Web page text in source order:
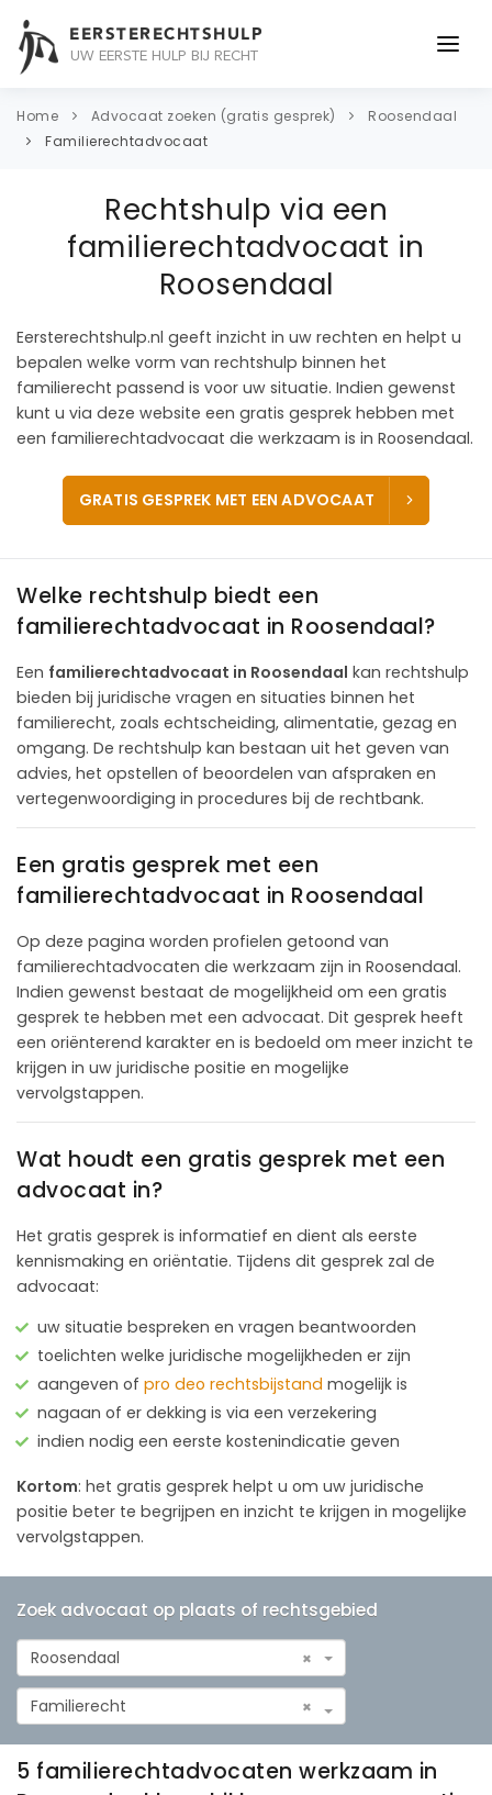
EERSTERECHTSHULP
UW EERSTE HULP BIJ RECHT
ONDERWERPEN
ADVOCAAT
OVER ONS
Home Advocaat zoeken (gratis gesprek)
Roosendaal
Familierechtadvocaat
Rechtshulp via een
familierechtadvocaat in
Roosendaal
Eersterechtshulp.nl geeft inzicht in uw rechten en helpt u
bepalen welke vorm van rechtshulp binnen het
familierecht passend is voor uw situatie. Indien gewenst
kunt u via deze website een gratis gesprek hebben met
een familierechtadvocaat die werkzaam is in Roosendaal.
GRATIS GESPREK MET EEN ADVOCAAT
Welke rechtshulp biedt een
familierechtadvocaat in Roosendaal?
Een familierechtadvocaat in Roosendaal kan rechtshulp
bieden bij juridische vragen en situaties binnen het
familierecht, zoals echtscheiding, alimentatie, gezag en
omgang. De rechtshulp kan bestaan uit het geven van
advies, het opstellen of beoordelen van afspraken en
vertegenwoordiging in procedures bij de rechtbank.
Een gratis gesprek met een
familierechtadvocaat in Roosendaal
Op deze pagina worden profielen getoond van
familierechtadvocaten die werkzaam zijn in Roosendaal.
Indien gewenst bestaat de mogelijkheid om een gratis
gesprek te hebben met een advocaat. Dit gesprek heeft
een oriënterend karakter en is bedoeld om meer inzicht te
krijgen in uw juridische positie en mogelijke
vervolgstappen.
Wat houdt een gratis gesprek met een
advocaat in?
Het gratis gesprek is informatief en dient als eerste
kennismaking en oriëntatie. Tijdens dit gesprek zal de
advocaat:
uw situatie bespreken en vragen beantwoorden
toelichten welke juridische mogelijkheden er zijn
aangeven of pro deo rechtsbijstand mogelijk is
nagaan of er dekking is via een verzekering
indien nodig een eerste kostenindicatie geven
Kortom: het gratis gesprek helpt u om uw juridische
positie beter te begrijpen en inzicht te krijgen in mogelijke
vervolgstappen.
Zoek advocaat op plaats of rechtsgebied
×
Roosendaal
×
Familierecht
5 familierechtadvocaten werkzaam in